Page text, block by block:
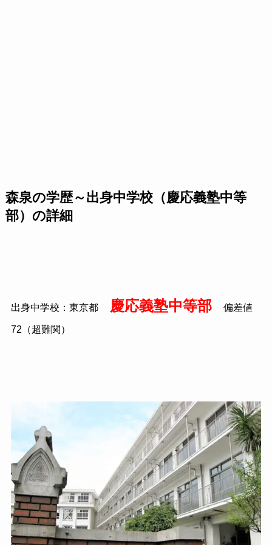
森泉の学歴～出身中学校（慶応義塾中等
部）の詳細
出身中学校：東京都 慶応義塾中等部 偏差値
72（超難関）